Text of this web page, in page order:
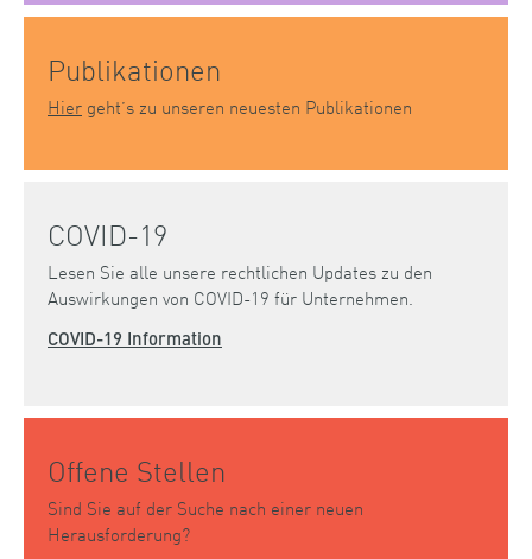
Publikationen
Hier geht’s zu unseren neuesten Publikationen
COVID-19
Lesen Sie alle unsere rechtlichen Updates zu den
Auswirkungen von COVID-19 für Unternehmen.
COVID-19 Information
Offene Stellen
Sind Sie auf der Suche nach einer neuen
Herausforderung?